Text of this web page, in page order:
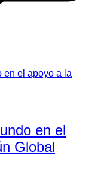
en el
Global